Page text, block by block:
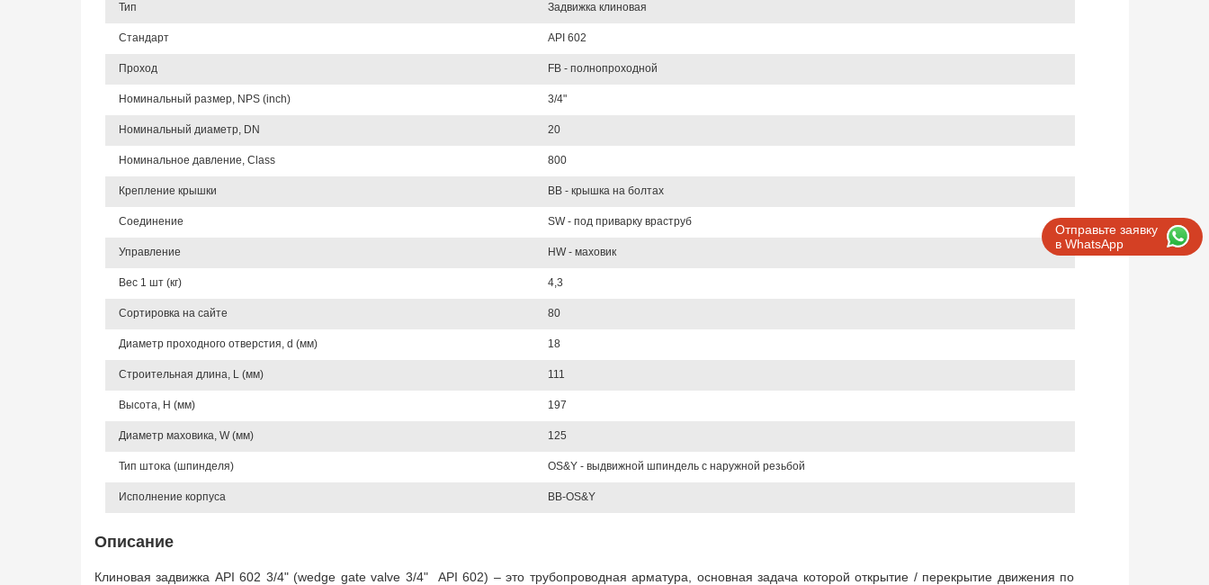
Отправьте заявку
в WhatsApp
Тип Задвижка клиновая
Стандарт API 602
Проход FB - полнопроходной
Номинальный размер, NPS (inch) 3/4"
Номинальный диаметр, DN 20
Номинальное давление, Class 800
Крепление крышки BB - крышка на болтах
Соединение SW - под приварку враструб
Управление HW - маховик
Вес 1 шт (кг) 4,3
Сортировка на сайте 80
Диаметр проходного отверстия, d (мм) 18
Строительная длина, L (мм) 111
Высота, Н (мм) 197
Диаметр маховика, W (мм) 125
Тип штока (шпинделя) OS&Y - выдвижной шпиндель с наружной резьбой
Исполнение корпуса BB-OS&Y
Описание
Клиновая задвижка API 602 3/4" (wedge gate valve 3/4" API 602) – это трубопроводная арматура, основная задача которой открытие / перекрытие движения по